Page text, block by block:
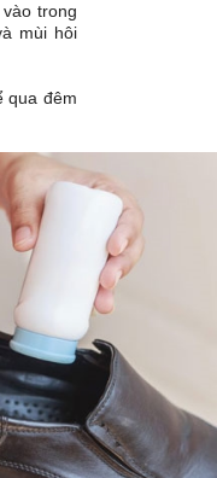
trong
mùi hôi
qua đêm